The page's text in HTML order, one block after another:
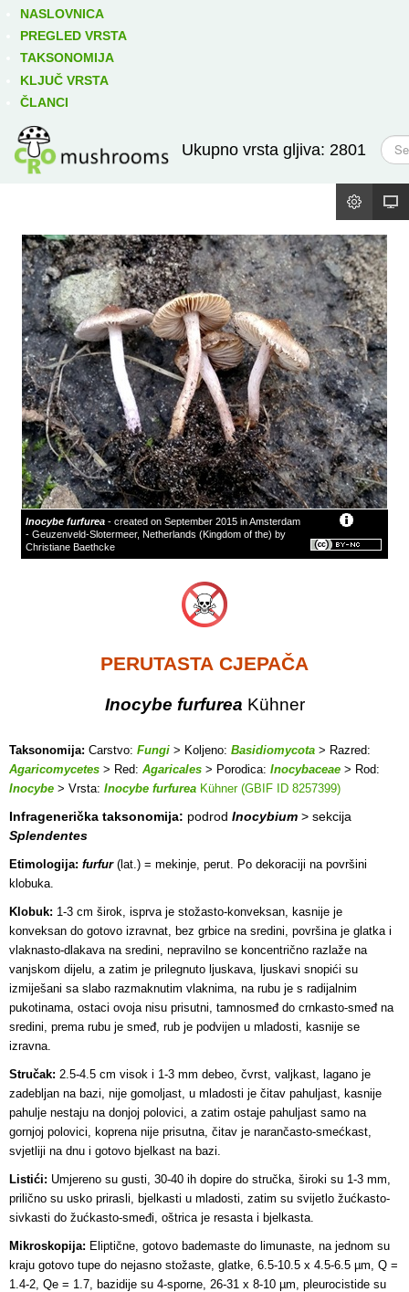
NASLOVNICA
PREGLED VRSTA
TAKSONOMIJA
KLJUČ VRSTA
ČLANCI
Ukupno vrsta gljiva: 2801
T
r
ž
Inocybe furfurea - created on September 2015 in Amsterdam
- Geuzenveld-Slotermeer, Netherlands (Kingdom of the) by
Christiane Baethcke
PERUTASTA CJEPAČA
Inocybe furfurea Kühner
Taksonomija: Carstvo: Fungi > Koljeno: Basidiomycota > Razred:
Agaricomycetes > Red: Agaricales > Porodica: Inocybaceae > Rod:
Inocybe > Vrsta: Inocybe furfurea Kühner (GBIF ID 8257399)
Infragenerička taksonomija: podrod Inocybium > sekcija
Splendentes
Etimologija: furfur(lat.) = mekinje, perut. Po dekoraciji na površini
klobuka.
Klobuk: 1-3 cm širok, isprva je stožasto-konveksan, kasnije je
konveksan do gotovo izravnat, bez grbice na sredini, površina je glatka i
vlaknasto-dlakava na sredini, nepravilno se koncentrično razlaže na
vanjskom dijelu, a zatim je prilegnuto ljuskava, ljuskavi snopići su
izmiješani sa slabo razmaknutim vlaknima, na rubu je s radijalnim
pukotinama, ostaci ovoja nisu prisutni, tamnosmeđ do crnkasto-smeđ na
sredini, prema rubu je smeđ, rub je podvijen u mladosti, kasnije se
izravna.
Stručak: 2.5-4.5 cm visok i 1-3 mm debeo, čvrst, valjkast, lagano je
zadebljan na bazi, nije gomoljast, u mladosti je čitav pahuljast, kasnije
pahulje nestaju na donjoj polovici, a zatim ostaje pahuljast samo na
gornjoj polovici, koprena nije prisutna, čitav je narančasto-smećkast,
svjetliji na dnu i gotovo bjelkast na bazi.
Listići: Umjereno su gusti, 30-40 ih dopire do stručka, široki su 1-3 mm,
prilično su usko prirasli, bjelkasti u mladosti, zatim su svijetlo žućkasto-
sivkasti do žućkasto-smeđi, oštrica je resasta i bjelkasta.
Mikroskopija: Eliptične, gotovo bademaste do limunaste, na jednom su
kraju gotovo tupe do nejasno stožaste, glatke, 6.5-10.5 x 4.5-6.5 µm, Q =
1.4-2, Qe = 1.7, bazidije su 4-sporne, 26-31 x 8-10 µm, pleurocistide su
Izravno podređene niže takse: